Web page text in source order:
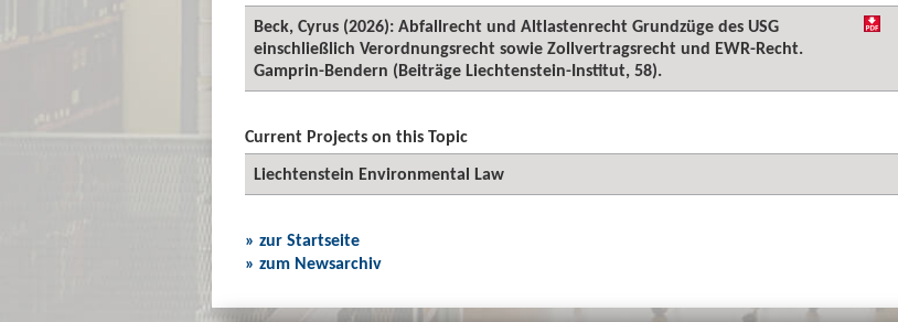
Beck, Cyrus (2026): Abfallrecht und Altlastenrecht Grundzüge des USG
einschließlich Verordnungsrecht sowie Zollvertragsrecht und EWR-Recht.
Gamprin-Bendern (Beiträge Liechtenstein-Institut, 58).
Current Projects on this Topic
Liechtenstein Environmental Law
» zur Startseite
» zum Newsarchiv